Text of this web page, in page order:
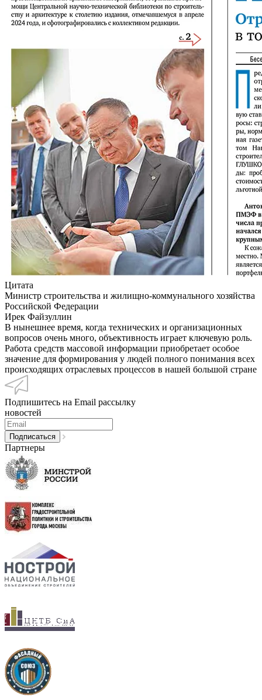
Цитата
Министр строительства и жилищно-коммунального хозяйства
Российской Федерации
Ирек Файзуллин
В нынешнее время, когда технических и организационных
вопросов очень много, объективность играет ключевую роль.
Работа средств массовой информации приобретает особое
значение для формирования у людей полного понимания всех
происходящих отраслевых процессов в нашей большой стране
Подпишитесь на Email рассылку
новостей
Партнеры